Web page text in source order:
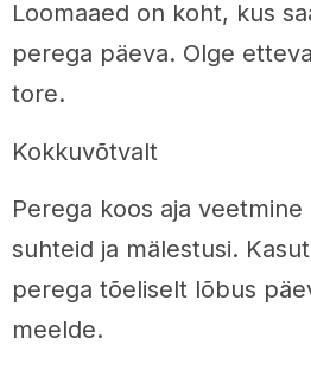
Loomaaed on koht, kus
perega päeva. Olge
tore.
Kokkuvõtvalt
Perega koos aja
suhteid ja mälestusi.
perega tõeliselt lõbus
meelde.